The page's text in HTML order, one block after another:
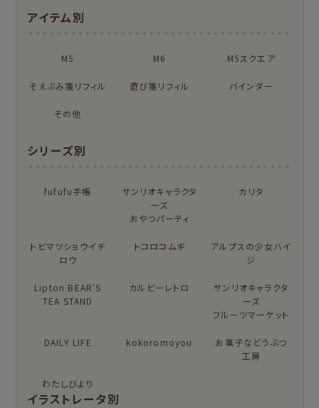
シリーズ別
お菓子などうぶつ
MONCHHICHI
chocolog
もっと見る
アイテム別
そえぶみ箋 遊び箋
おりがみ小箱
ニコイチmemo
チョキチョキペーパ
はんこ
布物 文具・雑貨
雑貨類
シリーズで探す
フルカワはんこの商品を見る スタンプパッドの商品を見る
アイテム別
M5 M6 M5スクエア
そえぶみ箋リフィル 遊び箋リフィル バインダー
その他
シリーズ別
fufufu手帳
サンリオキャラクタ
ーズ
おやつパーティ
カリタ
トビマツショウイチ
ロウ
トコロコムギ
アルプスの少女ハイ
ジ
Lipton BEAR'S
TEA STAND
カルビーレトロ
サンリオキャラクタ
ーズ
フルーツマーケット
DAILY LIFE kokoromoyou
お菓子などうぶつ
工房
わたしびより
イラストレータ別